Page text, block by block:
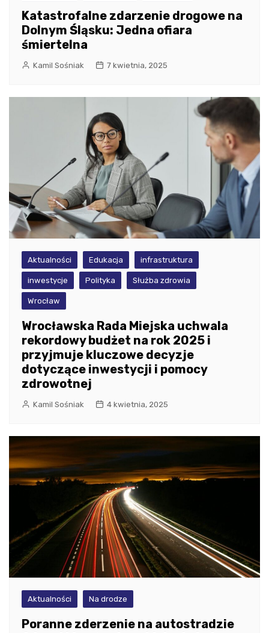
Katastrofalne zdarzenie drogowe na
Dolnym Śląsku: Jedna ofiara
śmiertelna
Kamil Sośniak 7 kwietnia, 2025
Aktualności Edukacja infrastruktura
inwestycje Polityka Służba zdrowia
Wrocław
Wrocławska Rada Miejska uchwala
rekordowy budżet na rok 2025 i
przyjmuje kluczowe decyzje
dotyczące inwestycji i pomocy
zdrowotnej
Kamil Sośniak 4 kwietnia, 2025
Aktualności Na drodze
Poranne zderzenie na autostradzie